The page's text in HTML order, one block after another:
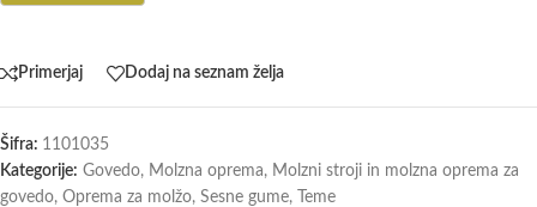
Primerjaj Dodaj na seznam želja
Šifra: 1101035
Kategorije: Govedo, Molzna oprema, Molzni stroji in molzna oprema za
govedo, Oprema za molžo, Sesne gume, Teme